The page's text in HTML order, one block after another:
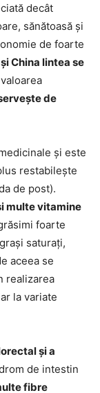
decât
sănătoasă și
de foarte
China lintea se
de
și este
restabilește
de post).
multe vitamine
foarte
saturați,
aceea se
realizarea
la variate
și a
de intestin
fibre